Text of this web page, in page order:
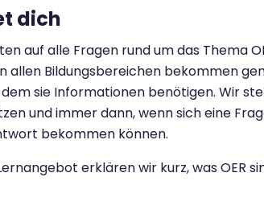
dich
auf alle Fragen rund um das Thema
allen Bildungsbereichen bekommen
dem sie Informationen benötigen. Wir
und immer dann, wenn sich eine
bekommen können.
erklären wir kurz, was OER